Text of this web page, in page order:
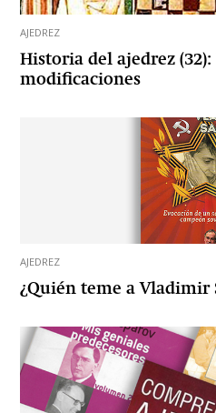
AJEDREZ
Historia del ajedrez
modificaciones
AJEDREZ
¿Quién teme a Vladimir